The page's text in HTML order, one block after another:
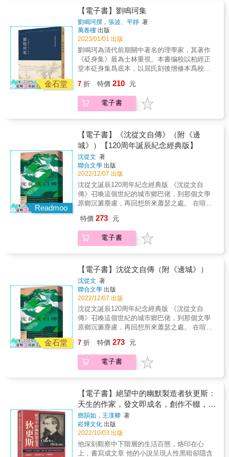
從偶然性的個人傳記角度去追憶往日的時
光。」而這樣一本有意識的散文輯錄，正是班
雅明「努力想捕捉大城市的生活經驗在一個市
民階級孩子心中留下的畫面」。 & 4. 與其學術
研究主題相呼應 童年回憶凸顯的個人生命之內
在必然最終映現的是大都市的必然容貌，因
此，班雅明在論及《柏林童年》時就曾指出：
人對大都市的體驗是如何深植於在該城市度過
的孩提時代。 對班雅明而言，對現代都市生活
是由此對正處於成型中之現代主義的體驗。班
雅明研究學者Uwe Steiner指出：「《柏林童
年》與《巴黎拱廊街研究》共同指向十九世紀
下半葉，這並不單純是對這一歷史時間的關
注，而是對現代主義之源起的關注。」 & 「對
一座城市不熟，說明不了什麼。但在一座城市
中迷失方向，就像在森林中迷失那樣，就需要
學習。在此，街巷名稱對迷失者來說聽上去必
須像林中乾枯嫩枝發出的響聲那樣清脆，而城
市深處的小巷必須像峽谷那樣清楚地映現每天
的時辰。」&mdash;&mdash;〈動物花園〉 &
釋、引文與參考書目&hellip;&hellip; 做為少數
人如其字的作家，這本傳記從詩人生活的方方
面面，窺見一首詩的誕生與轉化，也體現辛波
絲卡一生注重細節、幽默與提倡懷疑精神的世
界觀。辛波絲卡的逝世為波蘭文學的某個章節
畫下了句點。當我們閱讀這本吸引人的傳記，
裡頭充滿了小故事和詩作，以及對旅行和友情
的描述，我們可以再一次品嘗到辛波絲卡那個
時代的氛圍，見證一位當代最有名的詩人，如
的反對者，亦折射出波蘭詭譎多變的歷史與時
代變遷。 本書特色 │辛波絲卡誕辰100周年推
出 │繁中世界第一本波蘭文直譯傳記 │收錄詩
人生平傳記、軼事與好友回憶、近百張照片、
詩作、拼貼畫作品及年表 │由一位詩人的一生
看波蘭的共產時代、戒嚴到解嚴開放 &
為辛波絲卡唯一一本親自授權的傳記，從辛波
絲卡的家族、文學與編輯生涯，一路寫至詩人
辭世。傳記記錄了辛波絲卡節制優雅的一面，
像是辛波絲卡一輩子都用筆記本，短則兩三
年，長則半世紀去等待一首詩的完成。除此之
外，也描寫了辛波絲卡不為人知的一面，以普
世的詩作主題知名的她，也曾經是波蘭共產黨
未曾否認這段經歷）；她熱愛與朋友玩文字遊
戲，喜愛參訪考古博物館，有製作及蒐藏俗氣
明信片寄給友人的習慣；她對維梅爾的畫作讚
釋、引文與參考書目&hellip;&hellip; 做為少數
人如其字的作家，這本傳記從詩人生活的方方
面面，窺見一首詩的誕生與轉化，也體現辛波
絲卡一生注重細節、幽默與提倡懷疑精神的世
界觀。辛波絲卡的逝世為波蘭文學的某個章節
畫下了句點。當我們閱讀這本吸引人的傳記，
裡頭充滿了小故事和詩作，以及對旅行和友情
的描述，我們可以再一次品嘗到辛波絲卡那個
時代的氛圍，見證一位當代最有名的詩人，如
何從一名滿腹理想的共產少女蛻變為一名永遠
代變遷。 本書特色 │辛波絲卡誕辰100周年推
出 │繁中世界第一本波蘭文直譯傳記 │收錄詩
人生平傳記、軼事與好友回憶、近百張照片、
看波蘭的共產時代、戒嚴到解嚴開放 &
山下鄉」、丈夫及家翁曾被中共扣押， 其顛簸
的個人史對照從文化大革命到八九民運的時局
動盪， 本書談盡成長的磨難、戀愛情感、文化
及生活見聞，地域緯度橫跨中港至英國， 其
中，周氏追憶她的丈夫、民主運動家羅海星在
八九年後因參與「黃雀行動」而被關押在中國
大陸之創傷經歷， 也寫其家翁、著名左派報人
兼前《大公報》總編輯羅孚被北京告以間諜罪
軟禁多年、終被釋放前後的種種軼事， 為這兩
體察深刻且真實。 此書也側面映照出文化精英
的私人生活， 寫及周蜜蜜一家與文化及政經名
流相交、相知的足跡： 包括《明報》創辦人及
傑、「鄉土文學之父」沈從文、著名畫家黃永
玉、兒童文學作家冰心、作者母親黃慶雲、蔣
緯國，左派報界名人如曾敏之、黃克夫等； 也
側寫張國榮、張立、馮寶寶等影視名人之身
影； 點滴友誼、恩惠、交流、情義，她都逐片
細膩縷述筆下。 讓讀者見識亂世中的人性，並
走入由學養及識見構成的文化長廊。 周蜜蜜出
身雅士世家，秉性善良、優雅、正直， 柔中帶
黑暗面，面對強權不卑不亢， 筆觸紀實、率
真、酣暢。 本書亦可見一位女作家同時身為職
業女性的工作熱情 處處流露出女性的自重自
邂逅丈夫羅海星的青春歲月，到八十年代移居
香港、在電視台任職的職業女性生活，再及家
翁羅孚、丈夫羅海星先後成為「國家的囚
徒」，周蜜蜜以至親身份照應、擔憂奔走的經
歷，終於羅海星獲釋，在倫敦獲當時英國首相
馬卓安在唐寧街十號首相府接見。在種種的變
化、波折與磨難中，周蜜蜜以作家、女性的視
角，既捲入其中又保持一種旁觀的清醒，為歷
史寫下了個人的證詞&mdash;&mdash;而它同
的這些故事，都是善良、正直、優雅、興味盎
然的，善感天真的視角與筆觸，在旁觀中為歷
史作一番女性的敘事。女性視角與筆觸令本書
情的閃光。
金石堂
【電子書】劉鳴珂集
劉鳴珂撰，張波、平靜 著
萬卷樓 出版
2023/01/01 出版
劉鳴珂為清代前期關中著名的理學家，其著作
《砭身集》最為士林重視。本書编校以柏經正
堂本砭身集爲底本，以屈氏刻後增修本爲校
校本中不見於底本的內容以遺文或附錄形式呈
現，也輯錄了若干篇佚文及相關墓表、傳記、
著述題跋等，使之成爲劉鳴珂研究的基礎文
7 折 特價 210 元
電子書
Readmoo
【電子書】《沈從文自傳》（附《邊
城》）【120周年誕辰紀念經典版】
沈從文 著
聯合文學 出版
2022/12/07 出版
沈從文誕辰120周年紀念經典版 《沈從文自
傳》召喚這個世紀的城市鄉巴佬，到那個文學
原鄉沉澱塵慮，再回想所來蕭瑟之處。 在喧囂
舒緩下來的良方。──范銘如／專文導讀 沈從文
作品意涵淡遠，深邃雋永，融合成長經歷、不
隨俗的人生觀與文學堅持，描繪鄉土，筆調直
從文自傳》合《從文自傳》與《邊城》於一
帙： 《從文自傳》從童稚打架、逃學起筆，到
入伍當小兵，復又棄軍從文，上北京求學，一
心成為作家。說曰自傳，其實不過年方二十，
流離的傳奇故事蘊藏無盡的熱情，從而激起面
對生活的勇氣與信心；樸實文字的背後隱伏著
傷懷悲痛，亦見證記錄了大時代的變遷。 《邊
城》描繪自然純樸的湘西風土人情，藉由天真
的船家少女翠翠所經歷的愛情悲劇，田園牧歌
特價 273 元
電子書
金石堂
【電子書】沈從文自傳（附《邊城》）
沈從文 著
聯合文學 出版
2022/12/07 出版
沈從文誕辰120周年紀念經典版 《沈從文自
傳》召喚這個世紀的城市鄉巴佬，到那個文學
原鄉沉澱塵慮，再回想所來蕭瑟之處。 在喧囂
舒緩下來的良方。──范銘如／專文導讀 沈從文
作品意涵淡遠，深邃雋永，融合成長經歷、不
隨俗的人生觀與文學堅持，描繪鄉土，筆調直
從文自傳》合《從文自傳》與《邊城》於一
帙： 《從文自傳》從童稚打架、逃學起筆，到
入伍當小兵，復又棄軍從文，上北京求學，一
心成為作家。說曰自傳，其實不過年方二十，
流離的傳奇故事蘊藏無盡的熱情，從而激起面
對生活的勇氣與信心；樸實文字的背後隱伏著
傷懷悲痛，亦見證記錄了大時代的變遷。 《邊
7 折 特價 273 元
電子書
【電子書】絕望中的幽默製造者狄更斯：
天生的作家，發文即成名，創作不輟，關
注社會黑暗並帶來光明
鄧韻如，王漢卿 著
崧燁文化 出版
2022/10/03 出版
他深刻觀察中下階層的生活百態，烙印在心
上，書寫成文章 他的小說呈現人性黑暗卻隱含